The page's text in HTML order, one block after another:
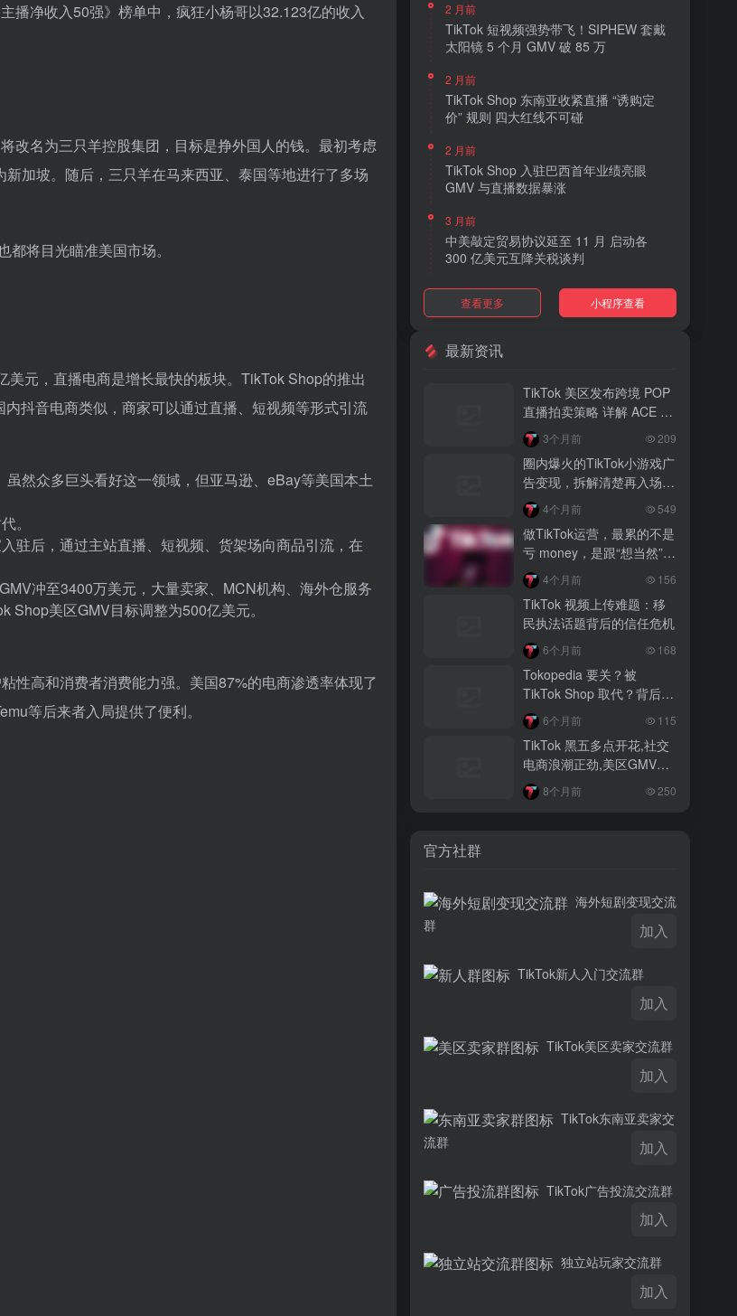
播净收入50强》榜单中，疯狂小杨哥以32.123亿的收入
改名为三只羊控股集团，目标是挣外国人的钱。最初考虑
加坡。随后，三只羊在马来西亚、泰国等地进行了多场
将目光瞄准美国市场。
元，直播电商是增长最快的板块。TikTok Shop的推出
抖音电商类似，商家可以通过直播、短视频等形式引流
然众多巨头看好这一领域，但亚马逊、eBay等美国本土
。
驻后，通过主站直播、短视频、货架场向商品引流，在
冲至3400万美元，大量卖家、MCN机构、海外仓服务
美区GMV目标调整为500亿美元。
性高和消费者消费能力强。美国87%的电商渗透率体现了
等后来者入局提供了便利。
2 月前
TikTok 短视频强势带飞！SIPHEW 套戴
太阳镜 5 个月 GMV 破 85 万
2 月前
TikTok Shop 东南亚收紧直播 “诱购定
价” 规则 四大红线不可碰
2 月前
TikTok Shop 入驻巴西首年业绩亮眼
GMV 与直播数据暴涨
3 月前
中美敲定贸易协议延至 11 月 启动各
300 亿美元互降关税谈判
3 月前
TikTok Shop 上线 “三日达” 标签 履约
3 月前
者接受 AI 代下单
TikTok Shop 爱尔兰全面开放入驻 本土
品牌可零门槛开店
音乐节降噪耳塞风靡欧美 DTC 品牌单日
营收突破 200 万元
越南监管出手核查Shopee、TikTok
Shop涨价行为，佣金调整遭调查
TikTok Shop 印尼推出出海项目 助力本
土品牌开拓东南亚市场
TikTok Shop 英美周榜出炉 美妆家居成
查看更多 小程序查看
最新资讯
TikTok 美区发布跨境 POP
直播拍卖策略 详解 ACE 选
品与三大拍卖机制
3个月前 209
圈内爆火的TikTok小游戏广
告变现，拆解清楚再入场，
别盲目跟风
4个月前 549
做TikTok运营，最累的不是
亏 money，是跟“想当然”的
人废话4个月前 156
TikTok 视频上传难题：移
民执法话题背后的信任危机
6个月前 168
Tokopedia 要关？被
TikTok Shop 取代？背后真
相大揭秘！
6个月前 115
TikTok 黑五多点开花,社交
电商浪潮正劲,美区GMV突
破35亿8个月前 250
官方社群
海外短剧变现交流
群
加入
TikTok新人入门交流群
加入
TikTok美区卖家交流群
加入
TikTok东南亚卖家交
流群
加入
TikTok广告投流交流群
加入
独立站玩家交流群
加入